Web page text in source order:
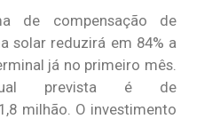
de compensação de
solar reduzirá em 84% a
já no primeiro mês.
prevista é de
milhão. O investimento